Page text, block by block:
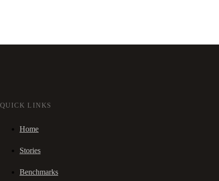
QUICK LINKS
Home
Stories
Benchmarks